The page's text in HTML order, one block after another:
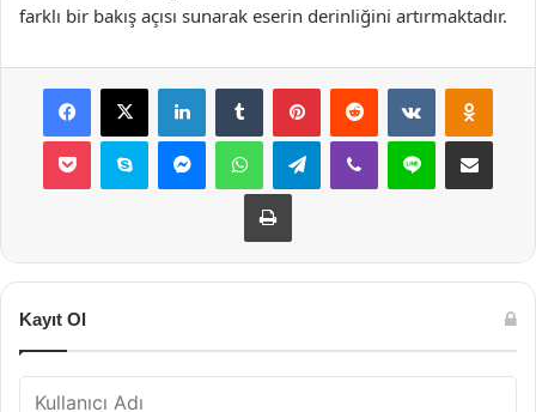
farklı bir bakış açısı sunarak eserin derinliğini artırmaktadır.
Facebook
X LinkedInTumblr PinterestReddit VKontakte
Pocket Skype MessengerWhatsAppTelegramViber Line E-Posta ile
Yazdır
Kayıt Ol